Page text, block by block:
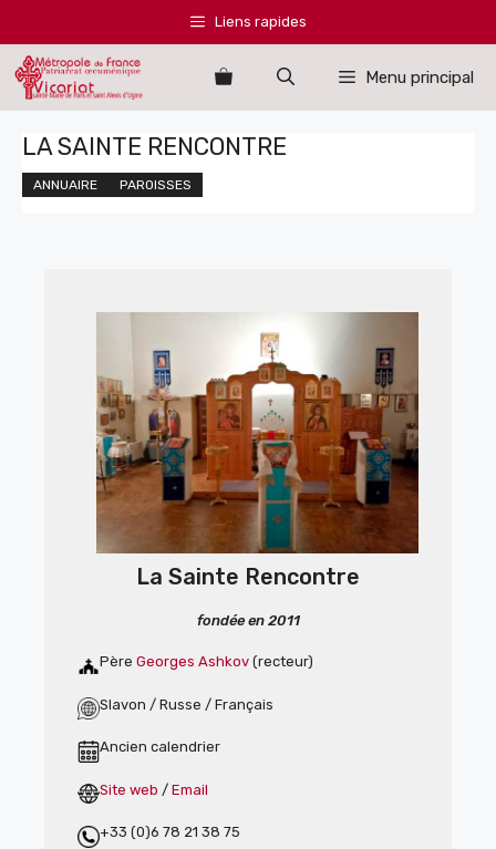
au
contenu
Liens rapides
Menu principal
LA SAINTE RENCONTRE
ANNUAIRE PAROISSES
La Sainte Rencontre
fondée en 2011
Père Georges Ashkov (recteur)
Slavon / Russe / Français
Ancien calendrier
Site web / Email
+33 (0)6 78 21 38 75